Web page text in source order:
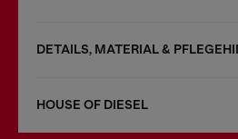
DETAILS, MATERIAL &
HOUSE OF DIESEL